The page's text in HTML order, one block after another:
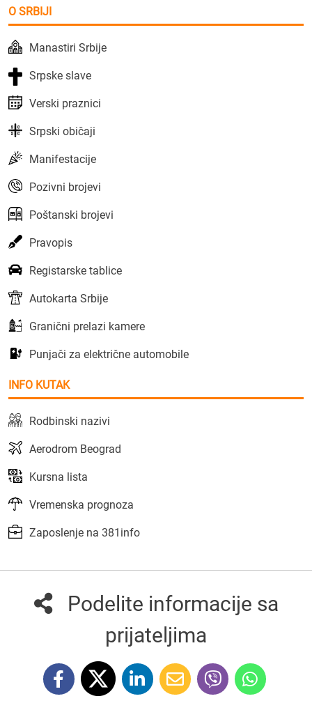
O SRBIJI
Manastiri Srbije
Srpske slave
Verski praznici
Srpski običaji
Manifestacije
Pozivni brojevi
Poštanski brojevi
Pravopis
Registarske tablice
Autokarta Srbije
Granični prelazi kamere
Punjači za električne automobile
INFO KUTAK
Rodbinski nazivi
Aerodrom Beograd
Kursna lista
Vremenska prognoza
Zaposlenje na 381info
Podelite informacije sa
prijateljima